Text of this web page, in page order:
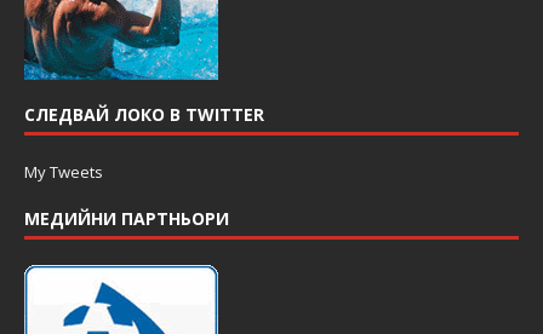
СЛЕДВАЙ ЛОКО В TWITTER
My Tweets
МЕДИЙНИ ПАРТНЬОРИ